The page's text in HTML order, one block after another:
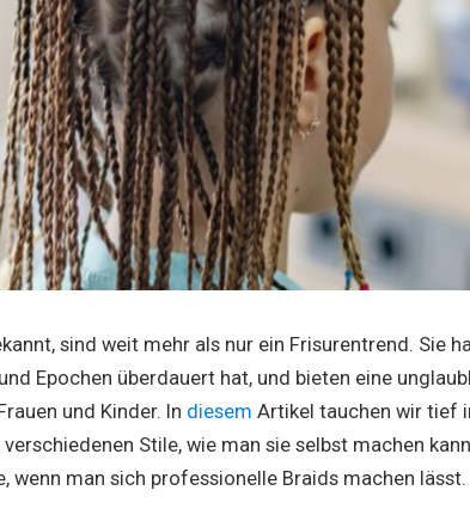
sind weit mehr als nur ein Frisurentrend. Sie
Epochen überdauert hat, und bieten eine
und Kinder. In diesem Artikel tauchen wir tief
Stile, wie man sie selbst machen
wenn man sich professionelle Braids machen lässt.